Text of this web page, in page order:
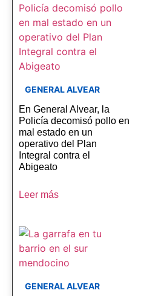
GENERAL ALVEAR
En General Alvear, la
Policía decomisó pollo en
mal estado en un
operativo del Plan
Integral contra el
Abigeato
Leer más
GENERAL ALVEAR